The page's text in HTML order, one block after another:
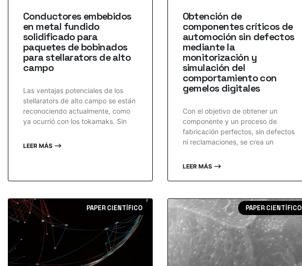
Conductores embebidos
en metal fundido
solidificado para
paquetes de bobinados
para stellarators de alto
campo
Las ventajas potenciales de los
stellarators de alto campo se están
reconociendo actualmente, como
ya ocurrió con los tokamaks. Sin
LEER MÁS ⟶
Obtención de
componentes críticos de
automoción sin defectos
mediante la
monitorización y
simulación del
comportamiento con
gemelos digitales
Con el objetivo de obtener un
componente y un proceso de
fabricación perfectos, sin defectos
ni reclamaciones, se crea un
LEER MÁS ⟶
PAPER CIENTÍFICO PAPER CIENTÍFICO